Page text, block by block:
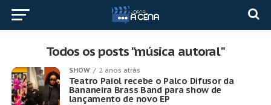
Todos os posts "música autoral"
SHOW 2 anos atrás
Teatro Paiol recebe o Palco Difusor da
Bananeira Brass Band para show de
lançamento de novo EP